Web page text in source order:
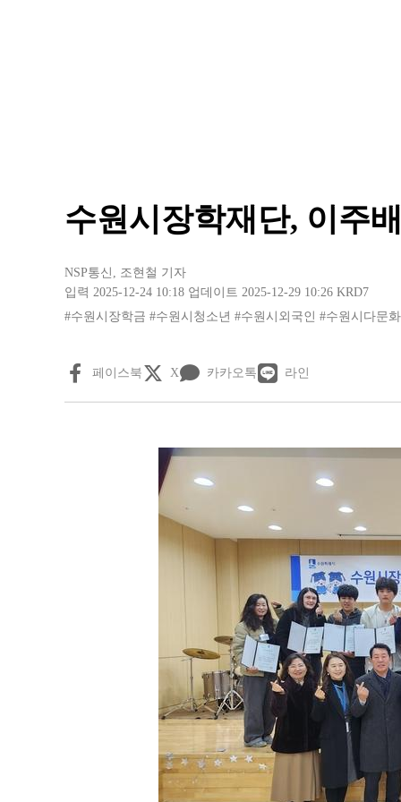
수원시장학재단, 이주
NSP통신 , 조현철 기자
입력 2025-12-24 10:18 업데이트 2025-12-29 10:26 KRD7
#수원시장학금 #수원시청소년 #수원시외국인 #수원시다문화
페이스북 X 카카오톡 라인